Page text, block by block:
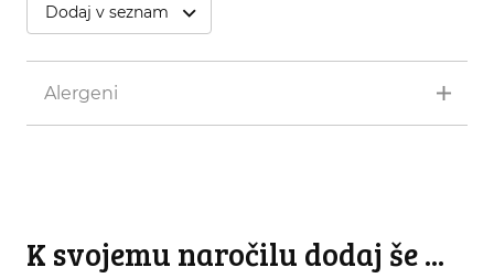
Dodaj v seznam
Alergeni
K svojemu naročilu dodaj še ...